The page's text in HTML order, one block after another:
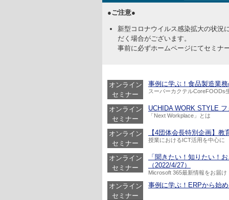
●ご注意●
新型コロナウイルス感染拡大の状況
だく場合がございます。
事前に必ずホームページにてセミナ
オンライン
セミナー
事例に学ぶ！食品製造業
スーパーカクテルCoreFOODs
オンライン
セミナー
UCHIDA WORK STYLE
「Next Workplace」とは
オンライン
セミナー
【4団体会長特別企画】
授業におけるICT活用を中心に
オンライン
セミナー
「聞きたい！知りたい！
（2022/4/27）
Microsoft 365最新情報をお届け
オンライン
セミナー
事例に学ぶ！ERPから始